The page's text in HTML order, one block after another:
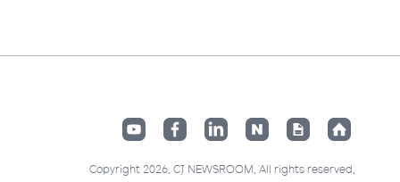
Copyright 2026. CJ NEWSROOM. All rights reserved.